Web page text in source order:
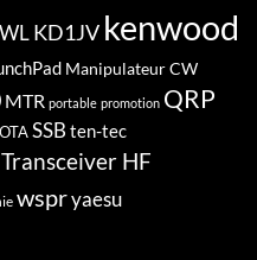
KD1JV kenwood
Manipulateur CW
MTR portable promotion QRP
SSB ten-tec
Transceiver HF
wspryaesu